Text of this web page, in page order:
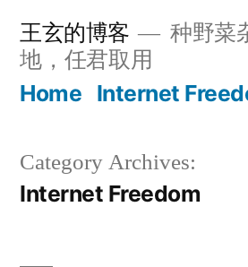
Skip
content
王玄的博客
种野菜
地，任君取用
Home Internet
Category Archives:
Internet Freedom